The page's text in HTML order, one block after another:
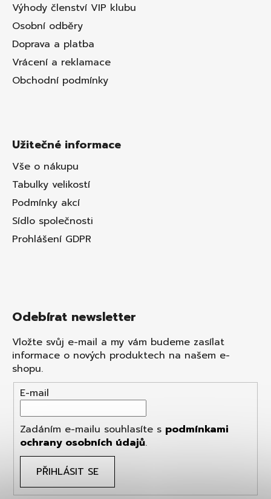
Výhody členství VIP klubu
Osobní odběry
Doprava a platba
Vrácení a reklamace
Obchodní podmínky
Užitečné informace
Vše o nákupu
Tabulky velikostí
Podmínky akcí
Sídlo společnosti
Prohlášení GDPR
Odebírat newsletter
Vložte svůj e-mail a my vám budeme zasílat
informace o nových produktech na našem e-
shopu.
E-mail
Zadáním e-mailu souhlasíte s podmínkami
ochrany osobních údajů.
PŘIHLÁSIT SE